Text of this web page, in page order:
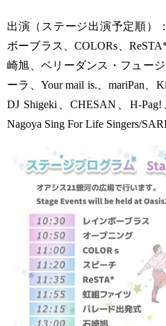
出演（ステージ出演予定順）
ボーブラス、COLORs、
崎旭、ベリーダンス・フュー
ーラ、Your mail is.、mariPan、
DJ Shigeki、CHESAN、H-
Nagoya Sing For Life Singers/